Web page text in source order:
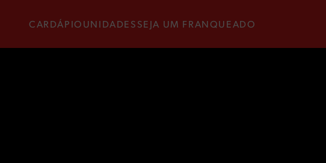
CARDÁPIOUNIDADESSEJA UM FRANQUEADO